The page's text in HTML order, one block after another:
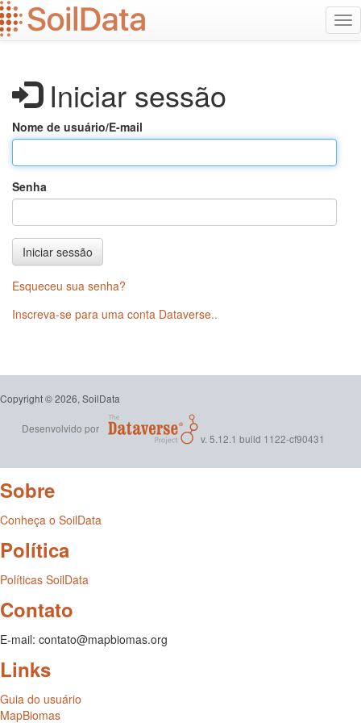
Ir
para
o
Iniciar sessão
Nome de usuário/E-mail
Senha
Iniciar sessão
Esqueceu sua senha?
Inscreva-se para uma conta Dataverse..
Copyright © 2026, SoilData
Desenvolvido por
v. 5.12.1 build 1122-cf90431
Sobre
Conheça o SoilData
Política
Políticas SoilData
Contato
E-mail: contato@mapbiomas.org
Links
Guia do usuário
MapBiomas